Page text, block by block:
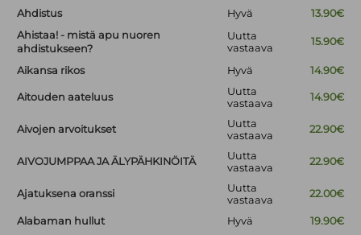
Ahdistus Hyvä
13.90€
Ahistaa! - mistä apu nuoren
ahdistukseen?
Uutta
vastaava
15.90€
Aikansa rikos Hyvä 14.90€
Aitouden aateluus
Uutta
vastaava
14.90€
Aivojen arvoitukset
Uutta
vastaava
22.90€
AIVOJUMPPAA JA ÄLYPÄHKINÖITÄ
Uutta
vastaava
22.90€
Ajatuksena oranssi
Uutta
vastaava
22.00€
Alabaman hullut Hyvä 19.90€